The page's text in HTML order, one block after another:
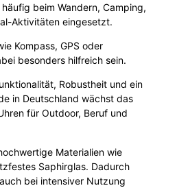
beim Wandern, Camping,
Aktivitäten eingesetzt.
Kompass, GPS oder
besonders hilfreich sein.
Robustheit und ein
in Deutschland wächst das
für Outdoor, Beruf und
Materialien wie
Saphirglas. Dadurch
bei intensiver Nutzung